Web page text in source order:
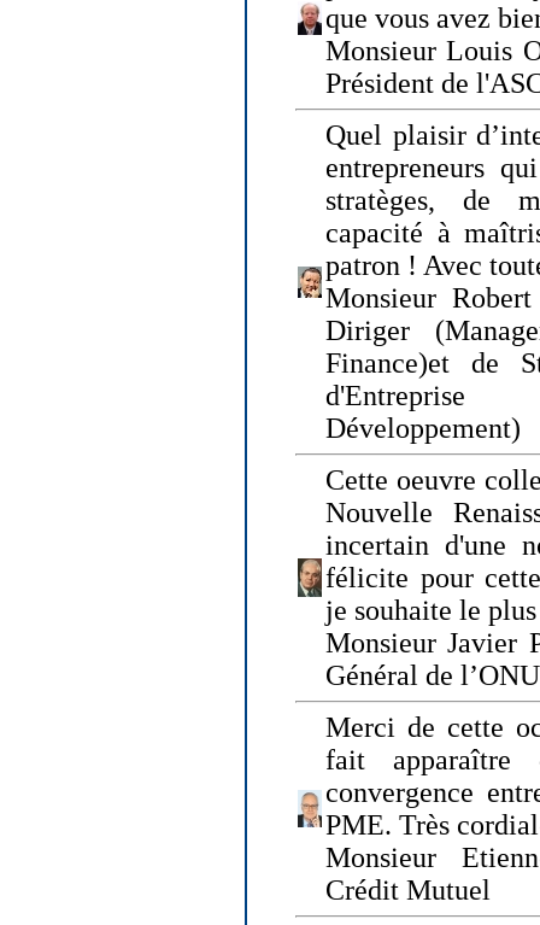
que vous avez
Monsieur Louis
Président de
Quel plaisir
entrepreneurs
stratèges, de
capacité à
patron ! Avec
Monsieur
Diriger
Finance)et de
Développement)
Cette oeuvre
Nouvelle
incertain d'une
félicite pour
je souhaite le
Monsieur Javier
Général de
Merci de cette
fait apparaître
convergence
PME. Très
Monsieur
Crédit Mutuel